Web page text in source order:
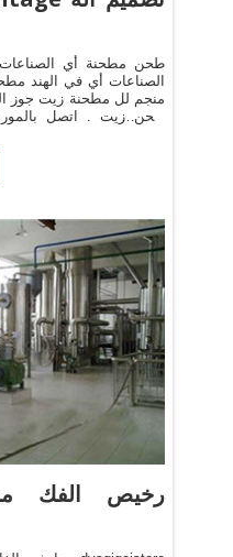
طحن مطحنة أي
الصناعات أي في الهند
منجم لل مطحنة زيت جوز
طحن زيت . اتصل
رخيص الفك